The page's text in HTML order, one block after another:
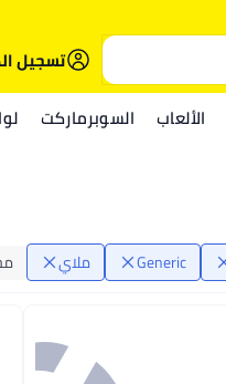
تسجيل
الألعاب السوبرماركت
Generic ملاي